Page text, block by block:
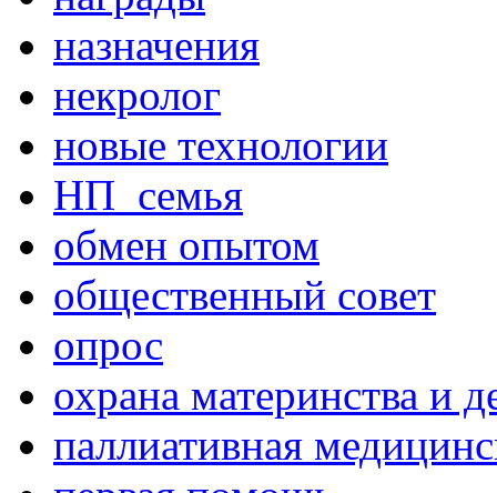
назначения
некролог
новые технологии
НП_семья
обмен опытом
общественный совет
опрос
охрана материнства и
паллиативная